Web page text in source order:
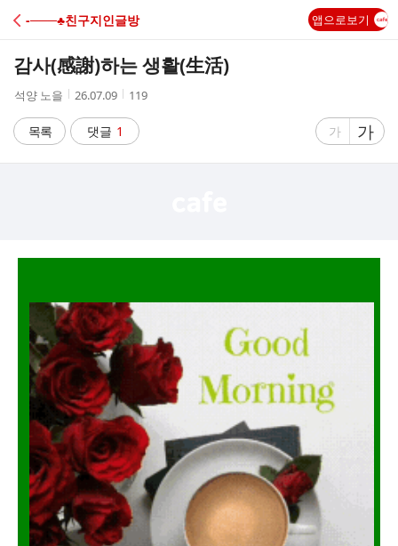
C
A
-───♣친구지인글방 앱으로보기
감사(感謝)하는 생활(生活)
작
자
석양 노을
작
시
간
26.07.09
조
수
119
목록 댓글 1
글
게
가
글
자
게
가